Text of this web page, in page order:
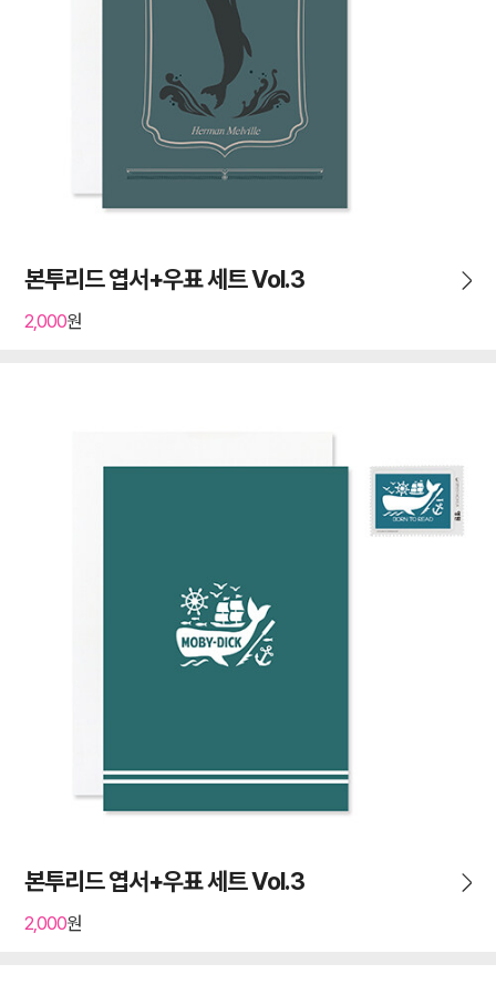
본투리드 엽서+우표 세트 Vol.3
2,000원
본투리드 엽서+우표 세트 Vol.3
2,000원